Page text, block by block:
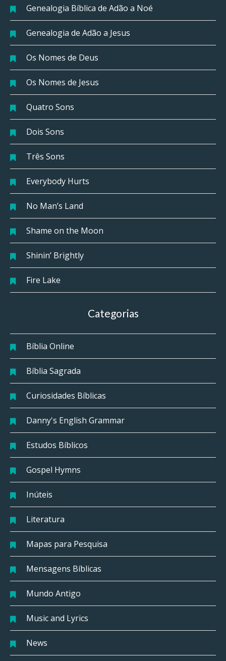
Genealogia Bíblica de Adão a Noé
Genealogia de Adão a Jesus
Os Nomes de Deus
Os Nomes de Jesus
Quatro Sons
Dois Sons
Três Sons
Everybody Hurts
No Man’s Land
Shame on the Moon
Shinin’ Brightly
Fire Lake
Categorias
Bíblia Online
Bíblia Sagrada
Curiosidades Bíblicas
Danny's English Grammar
Estudos Bíblicos
Gospel Hymns
Inúteis
Literatura
Mapas para Pesquisa
Mensagens Bíblicas
Mundo Antigo
Music and Lyrics
News